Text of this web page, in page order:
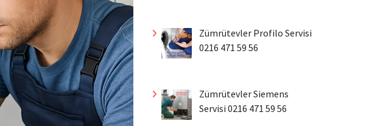
Zümrütevler Profilo Servisi
0216 471 59 56
Zümrütevler Siemens
Servisi 0216 471 59 56